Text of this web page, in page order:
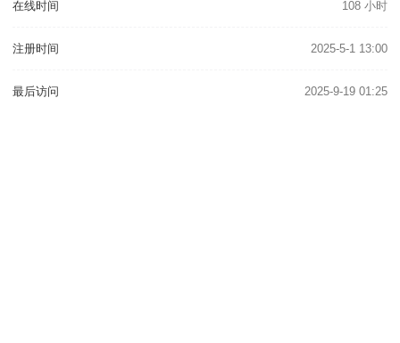
在线时间 108 小时
注册时间 2025-5-1 13:00
最后访问 2025-9-19 01:25